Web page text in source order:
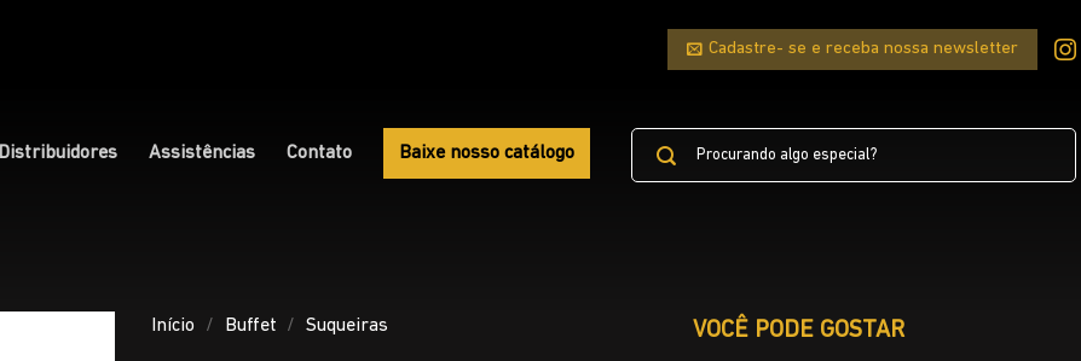
Cadastre- se e receba nossa newsletter
Distribuidores Assistências Contato Baixe nosso catálogo
Pesquisar
Início / Buffet / Suqueiras VOCÊ PODE GOSTAR